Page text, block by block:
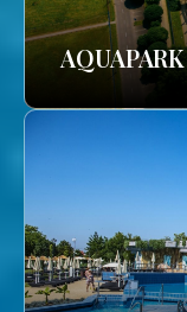
AQUAPARK